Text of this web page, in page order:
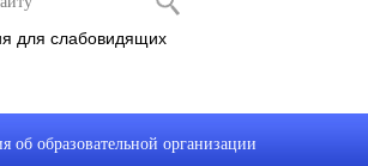
олимпиады
для слабовидящих
об образовательной организации